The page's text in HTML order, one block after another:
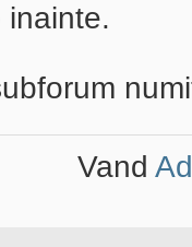
inainte.
Vand